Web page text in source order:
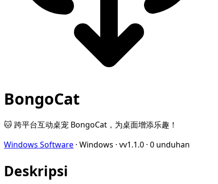
BongoCat
🐱 跨平台互动桌宠 BongoCat，为桌面增添乐趣！
Windows Software · Windows · vv1.1.0 · 0 unduhan
Deskripsi